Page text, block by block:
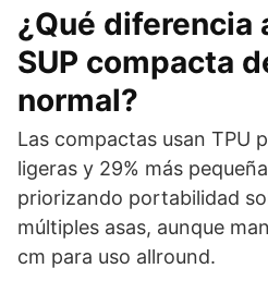
¿Qué diferencia
SUP compacta
normal?
Las compactas usan TPU
ligeras y 29% más
priorizando portabilidad
múltiples asas, aunque
cm para uso allround.